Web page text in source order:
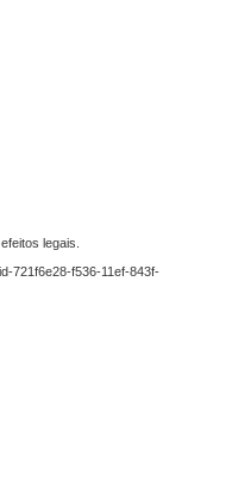
legais.
721f6e28-f536-11ef-843f-